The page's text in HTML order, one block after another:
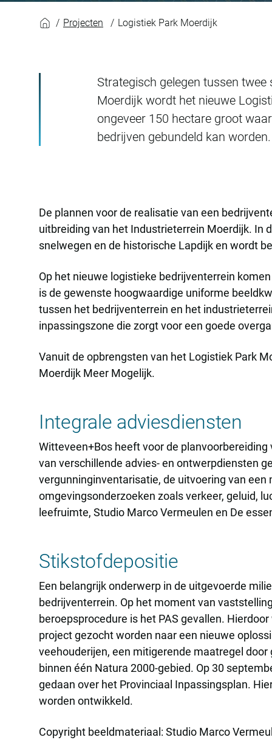
Logistiek Park
Projecten Logistiek Park Moerdijk
Strategisch gelegen tussen
Moerdijk wordt het nieuwe
ongeveer 150 hectare groot
bedrijven gebundeld kan worden.
De plannen voor de realisatie van een
uitbreiding van het Industrieterrein Moerdijk. In
snelwegen en de historische Lapdijk en wordt
Op het nieuwe logistieke bedrijventerrein
is de gewenste hoogwaardige uniforme
tussen het bedrijventerrein en het
inpassingszone die zorgt voor een goede
Vanuit de opbrengsten van het Logistiek Park
Moerdijk Meer Mogelijk.
Integrale adviesdiensten
Witteveen+Bos heeft voor de
van verschillende advies- en ontwerpdiensten
vergunninginventarisatie, de uitvoering van
omgevingsonderzoeken zoals verkeer, geluid,
leefruimte, Studio Marco Vermeulen en De
Stikstofdepositie
Een belangrijk onderwerp in de uitgevoerde
bedrijventerrein. Op het moment van
beroepsprocedure is het PAS gevallen.
project gezocht worden naar een nieuwe
veehouderijen, een mitigerende maatregel
binnen één Natura 2000-gebied. Op 30
gedaan over het Provinciaal Inpassingsplan.
worden ontwikkeld.
Copyright beeldmateriaal: Studio Marco